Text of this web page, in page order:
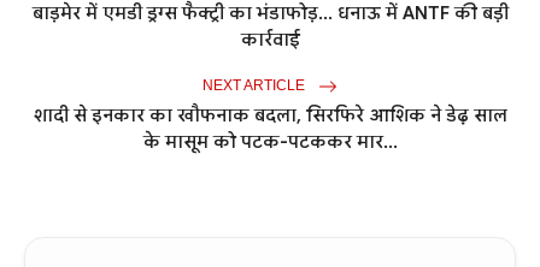
बाड़मेर में एमडी ड्रग्स फैक्ट्री का भंडाफोड़... धनाऊ में ANTF की बड़ी
कार्रवाई
NEXT ARTICLE
शादी से इनकार का खौफनाक बदला, सिरफिरे आशिक ने डेढ़ साल
के मासूम को पटक-पटककर मार...